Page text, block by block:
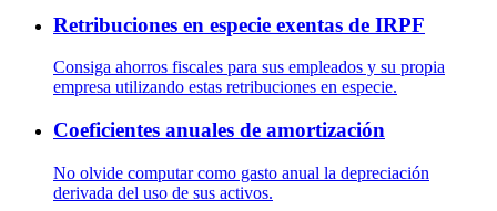
Retribuciones en especie exentas de IRPF
Consiga ahorros fiscales para sus empleados y su propia
empresa utilizando estas retribuciones en especie.
Coeficientes anuales de amortización
No olvide computar como gasto anual la depreciación
derivada del uso de sus activos.